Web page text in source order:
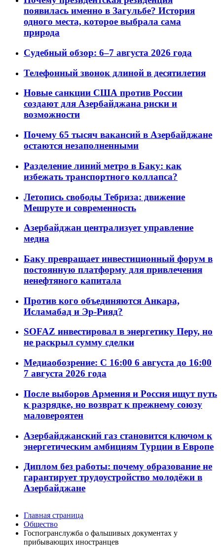
появилась именно в Загульбе? История
одного места, которое выбрала сама
природа
Судебный обзор: 6–7 августа 2026 года
Телефонный звонок длиной в десятилетия
Новые санкции США против России
создают для Азербайджана риски и
возможности
Почему 65 тысяч вакансий в Азербайджане
остаются незаполненными
Разделение линий метро в Баку: как
избежать транспортного коллапса?
Летопись свободы Тебриза: движение
Мешруте и современность
Азербайджан централизует управление
медиа
Баку превращает инвестиционный форум в
постоянную платформу для привлечения
ненефтяного капитала
Против кого объединяются Анкара,
Исламабад и Эр-Рияд?
SOFAZ инвестировал в энергетику Перу, но
не раскрыл сумму сделки
Медиаобозрение: С 16:00 6 августа до 16:00
7 августа 2026 года
После выборов Армения и Россия ищут путь
к разрядке, но возврат к прежнему союзу
маловероятен
Азербайджанский газ становится ключом к
энергетическим амбициям Турции в Европе
Диплом без работы: почему образование не
гарантирует трудоустройство молодёжи в
Азербайджане
Главная страница
Общество
Госпогранслужба о фальшивых документах у
прибывающих иностранцев